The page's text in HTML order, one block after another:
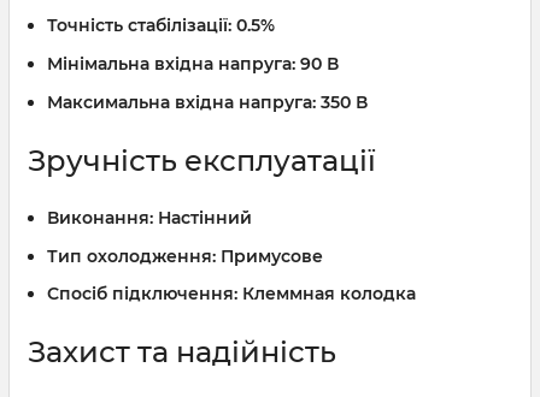
Точність стабілізації: 0.5%
Мінімальна вхідна напруга: 90 В
Максимальна вхідна напруга: 350 В
Зручність експлуатації
Виконання: Настінний
Тип охолодження: Примусове
Спосіб підключення: Клеммная колодка
Захист та надійність